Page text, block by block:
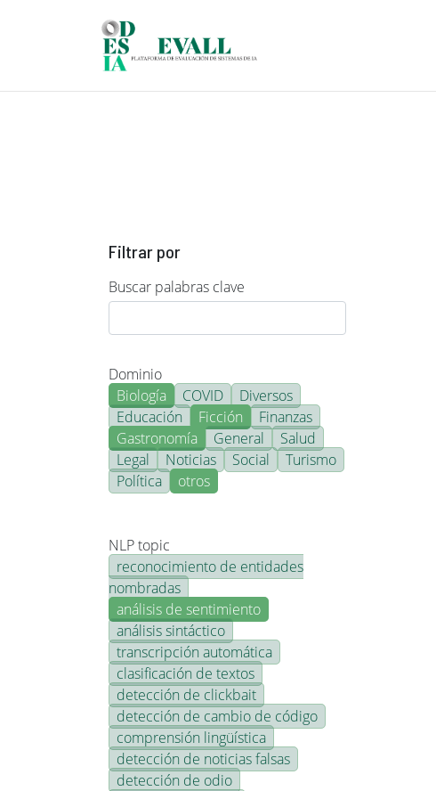
Filtrar por
Buscar palabras clave
Dominio
Biología
COVID
Diversos
Educación
Ficción
Finanzas
Gastronomía
General
Salud
Legal
Noticias Social
Turismo
Política
otros
NLP topic
reconocimiento de entidades
nombradas
análisis de sentimiento
análisis sintáctico
transcripción automática
clasificación de textos
detección de clickbait
detección de cambio de código
comprensión lingüística
detección de noticias falsas
detección de odio